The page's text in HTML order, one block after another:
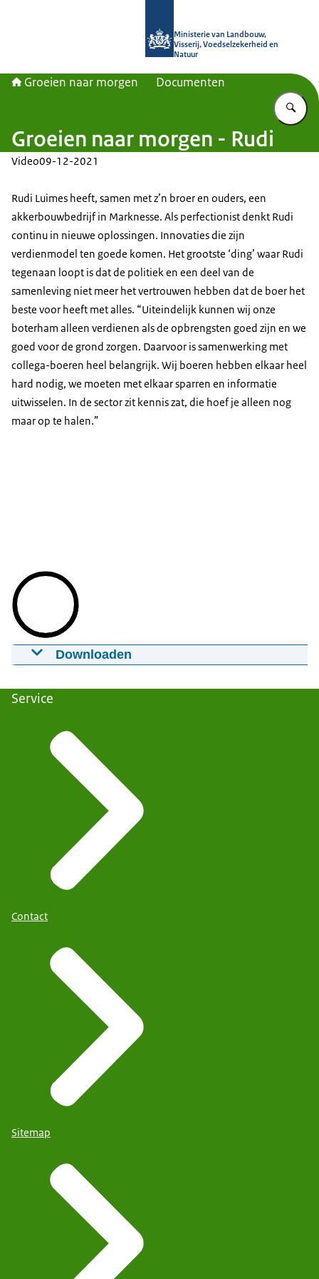
Ministerie van Landbouw,
Visserij, Voedselzekerheid en
Natuur
Groeien naar morgen Documenten
Groeien naar morgen - Rudi
Video09-12-2021
Rudi Luimes heeft, samen met z’n broer en ouders, een
akkerbouwbedrijf in Marknesse. Als perfectionist denkt Rudi
continu in nieuwe oplossingen. Innovaties die zijn
verdienmodel ten goede komen. Het grootste ‘ding’ waar Rudi
tegenaan loopt is dat de politiek en een deel van de
samenleving niet meer het vertrouwen hebben dat de boer het
beste voor heeft met alles. “Uiteindelijk kunnen wij onze
boterham alleen verdienen als de opbrengsten goed zijn en we
goed voor de grond zorgen. Daarvoor is samenwerking met
collega-boeren heel belangrijk. Wij boeren hebben elkaar heel
hard nodig, we moeten met elkaar sparren en informatie
uitwisselen. In de sector zit kennis zat, die hoef je alleen nog
maar op te halen.”
Downloaden
09-12-202100:00:14mp48 MB
Service
Contact
Sitemap